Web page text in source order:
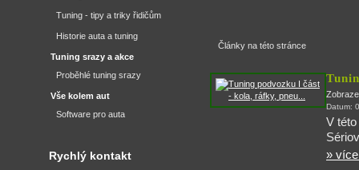
Články na této stránce
Datum:
V
»
Tuning - tipy a triky řidičům
Historie auta a tuning
Tuning srazy a akce
Proběhlé tuning srazy
Vše kolem aut
Software pro auta
Rychlý kontakt